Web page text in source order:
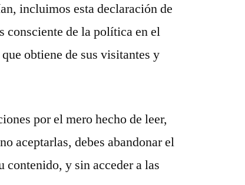
incluimos esta declaración de
consciente de la política en el
obtiene de sus visitantes y
por el mero hecho de leer,
aceptarlas, debes abandonar el
contenido, y sin acceder a las